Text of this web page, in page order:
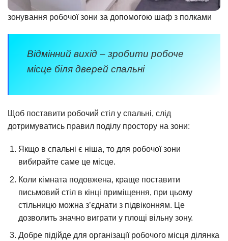
зонування робочої зони за допомогою шаф з полками
Відмінний вихід – зробити робоче
місце біля дверей спальні
Щоб поставити робочий стіл у спальні, слід
дотримуватись правил поділу простору на зони:
Якщо в спальні є ніша, то для робочої зони
вибирайте саме це місце.
Коли кімната подовжена, краще поставити
письмовий стіл в кінці приміщення, при цьому
стільницю можна з’єднати з підвіконням. Це
дозволить значно виграти у площі вільну зону.
Добре підійде для організації робочого місця ділянка